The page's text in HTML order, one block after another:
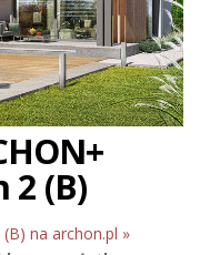
2 (B)
na archon.pl »